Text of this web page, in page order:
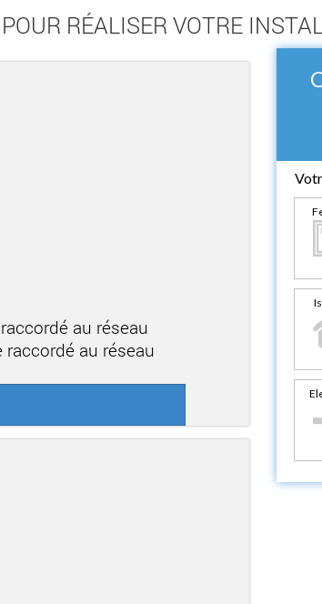
RÉALISER VOTRE
au réseau
raccordé au réseau